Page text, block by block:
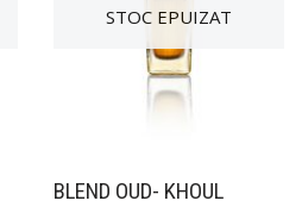
BLEND OUD- KHOUL